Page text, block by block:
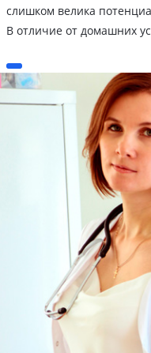
слишком велика
В отличие от домашних